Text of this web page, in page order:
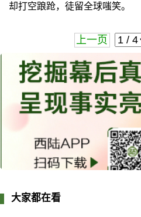
却打空踉跄，徒留全球嗤笑。
上一页
大家都在看